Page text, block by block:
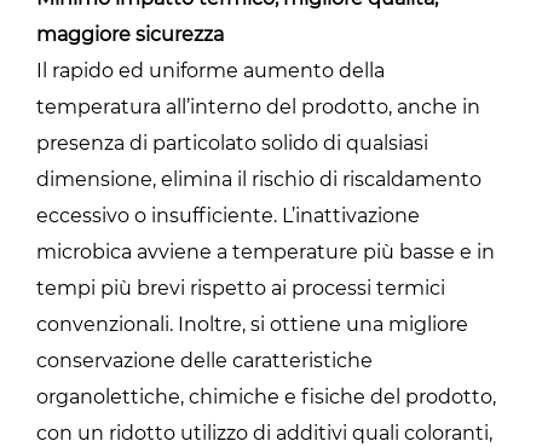
maggiore sicurezza
Il rapido ed uniforme aumento della
temperatura all’interno del prodotto, anche in
presenza di particolato solido di qualsiasi
dimensione, elimina il rischio di riscaldamento
eccessivo o insufficiente. L’inattivazione
microbica avviene a temperature più basse e in
tempi più brevi rispetto ai processi termici
convenzionali. Inoltre, si ottiene una migliore
conservazione delle caratteristiche
organolettiche, chimiche e fisiche del prodotto,
con un ridotto utilizzo di additivi quali coloranti,